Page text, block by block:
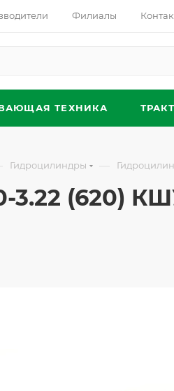
Филиалы
ТЕХНИКА
Гидроцилиндры —
(620)